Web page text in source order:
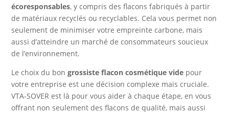
écoresponsables, y compris des flacons fabriqués à partir
de matériaux recyclés ou recyclables. Cela vous permet non
seulement de minimiser votre empreinte carbone, mais
aussi d’atteindre un marché de consommateurs soucieux
de l’environnement.
Le choix du bongrossiste flacon cosmétique vide pour
votre entreprise est une décision complexe mais cruciale.
VTA-SOVER est là pour vous aider à chaque étape, en vous
offrant non seulement des flacons de qualité, mais aussi